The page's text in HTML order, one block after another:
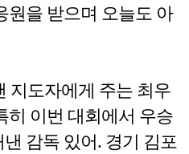
원을 받으며 오늘도 아
지도자에게 주는 최우
히 이번 대회에서 우승
감독 있어. 경기 김포